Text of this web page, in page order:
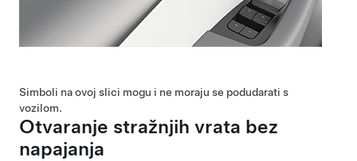
Simboli na ovoj slici mogu i ne moraju se podudarati s
vozilom.
Otvaranje stražnjih vrata bez
napajanja